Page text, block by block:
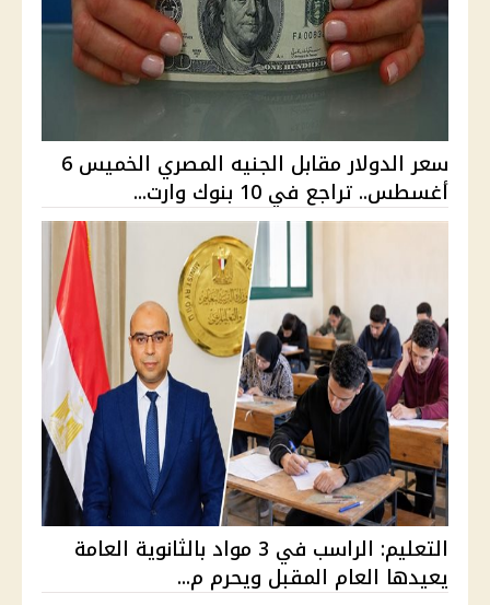
سعر الدولار مقابل الجنيه المصري الخميس 6
أغسطس.. تراجع في 10 بنوك وارت...
التعليم: الراسب في 3 مواد بالثانوية العامة
يعيدها العام المقبل ويحرم م...